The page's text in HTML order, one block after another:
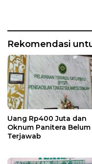
Rekomendasi
Uang Rp400 Juta dan
Oknum Panitera Belum
Terjawab